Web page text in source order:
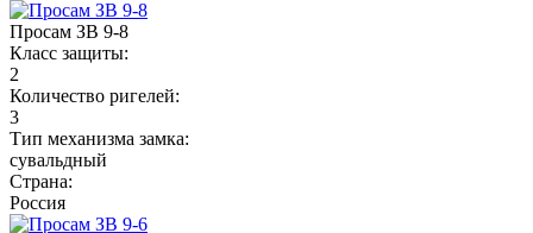
Просам ЗВ 9-8
Класс защиты:
2
Количество ригелей:
3
Тип механизма замка:
сувальдный
Страна:
Россия